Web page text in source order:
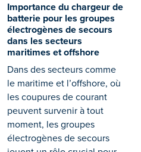
Importance du chargeur de
batterie pour les groupes
électrogènes de secours
dans les secteurs
maritimes et offshore
Dans des secteurs comme
le maritime et l’offshore, où
les coupures de courant
peuvent survenir à tout
moment, les groupes
électrogènes de secours